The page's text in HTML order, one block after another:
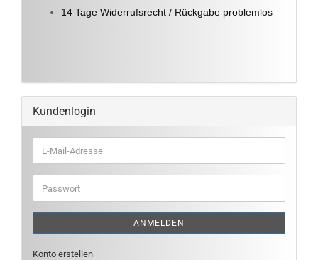
14 Tage Widerrufsrecht / Rückgabe problemlos
Kundenlogin
E-
Mail-
Adresse
Passwort
ANMELDEN
Konto erstellen